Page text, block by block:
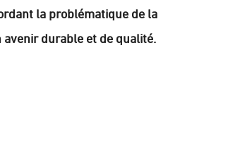
la problématique de la
durable et de qualité.